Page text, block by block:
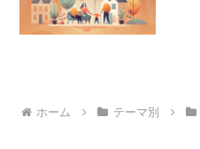
ホーム テーマ別